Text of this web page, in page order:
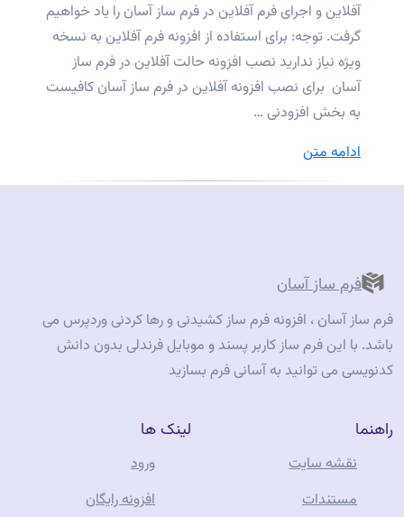
آفلاین و اجرای فرم آفلاین در فرم ساز آسان را یاد خواهیم
گرفت. توجه: برای استفاده از افزونه فرم آفلاین به نسخه
ویژه نیاز ندارید نصب افزونه حالت آفلاین در فرم ساز
آسان برای نصب افزونه آفلاین در فرم ساز آسان کافیست
به بخش افزودنی …
ادامه متن“افزونه
فرم
فرم ساز آسان
فرم ساز آسان ، افزونه فرم ساز کشیدنی و رها کردنی وردپرس می
باشد. با این فرم ساز کاربر پسند و موبایل فرندلی بدون دانش
کدنویسی می توانید به آسانی فرم بسازید
راهنما
نقشه سایت
مستندات
لینک ها
ورود
افزونه رایگان